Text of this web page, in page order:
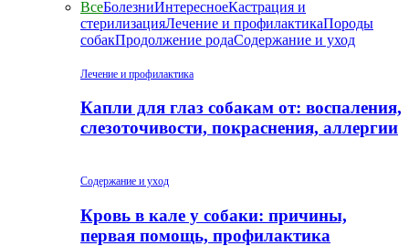
ВсеБолезниИнтересноеКастрация и
стерилизацияЛечение и профилактикаПороды
собакПродолжение родаСодержание и уход
Лечение и профилактика
Капли для глаз собакам от: воспаления,
слезоточивости, покраснения, аллергии
Содержание и уход
Кровь в кале у собаки: причины,
первая помощь, профилактика